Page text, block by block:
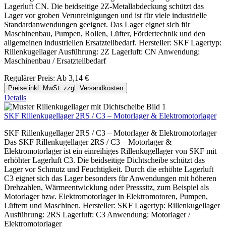
Lagerluft CN. Die beidseitige 2Z-Metallabdeckung schützt das
Lager vor groben Verunreinigungen und ist für viele industrielle
Standardanwendungen geeignet. Das Lager eignet sich für
Maschinenbau, Pumpen, Rollen, Lüfter, Fördertechnik und den
allgemeinen industriellen Ersatzteilbedarf. Hersteller: SKF Lagertyp:
Rillenkugellager Ausführung: 2Z Lagerluft: CN Anwendung:
Maschinenbau / Ersatzteilbedarf
Regulärer Preis: Ab 3,14 €
Preise inkl. MwSt. zzgl. Versandkosten
Details
SKF Rillenkugellager 2RS / C3 – Motorlager & Elektromotorlager
SKF Rillenkugellager 2RS / C3 – Motorlager & Elektromotorlager
Das SKF Rillenkugellager 2RS / C3 – Motorlager &
Elektromotorlager ist ein einreihiges Rillenkugellager von SKF mit
erhöhter Lagerluft C3. Die beidseitige Dichtscheibe schützt das
Lager vor Schmutz und Feuchtigkeit. Durch die erhöhte Lagerluft
C3 eignet sich das Lager besonders für Anwendungen mit höheren
Drehzahlen, Wärmeentwicklung oder Presssitz, zum Beispiel als
Motorlager bzw. Elektromotorlager in Elektromotoren, Pumpen,
Lüftern und Maschinen. Hersteller: SKF Lagertyp: Rillenkugellager
Ausführung: 2RS Lagerluft: C3 Anwendung: Motorlager /
Elektromotorlager